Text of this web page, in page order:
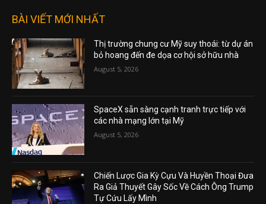
BÀI VIẾT MỚI NHẤT
Thị trường chung cư Mỹ suy thoái: từ dự án
bỏ hoang đến đe dọa cơ hội sở hữu nhà
August 5, 2026
SpaceX sẵn sàng cạnh tranh trực tiếp với
các nhà mạng lớn tại Mỹ
August 5, 2026
Chiến Lược Gia Kỳ Cựu Và Huyền Thoại Đưa
Ra Giả Thuyết Gây Sốc Về Cách Ông Trump
Tự Cứu Lấy Mình